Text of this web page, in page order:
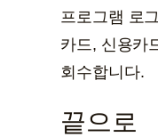
프로그램 로
카드, 신용카
회수합니다.
끝으로